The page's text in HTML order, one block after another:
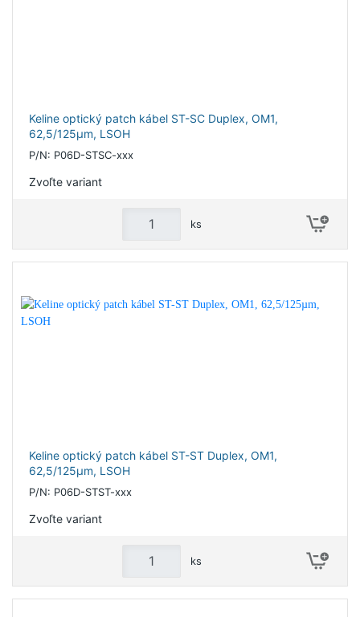
Keline optický patch kábel ST-SC Duplex, OM1,
62,5/125µm, LSOH
P/N: P06D-STSC-xxx
Zvoľte variant
ks
Keline optický patch kábel ST-ST Duplex, OM1,
62,5/125µm, LSOH
P/N: P06D-STST-xxx
Zvoľte variant
ks